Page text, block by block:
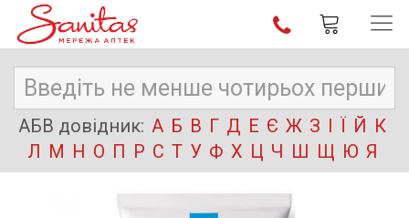
АБВ довідник: А Б В Г Д Е Є Ж З І Ї Й К
Л М Н О П Р С Т У Ф Х Ц Ч Ш Щ Ю Я